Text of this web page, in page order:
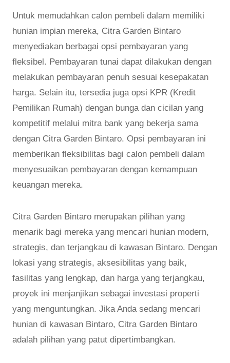
Untuk memudahkan calon pembeli dalam memiliki
hunian impian mereka, Citra Garden Bintaro
menyediakan berbagai opsi pembayaran yang
fleksibel. Pembayaran tunai dapat dilakukan dengan
melakukan pembayaran penuh sesuai kesepakatan
harga. Selain itu, tersedia juga opsi KPR (Kredit
Pemilikan Rumah) dengan bunga dan cicilan yang
kompetitif melalui mitra bank yang bekerja sama
dengan Citra Garden Bintaro. Opsi pembayaran ini
memberikan fleksibilitas bagi calon pembeli dalam
menyesuaikan pembayaran dengan kemampuan
keuangan mereka.
Citra Garden Bintaro merupakan pilihan yang
menarik bagi mereka yang mencari hunian modern,
strategis, dan terjangkau di kawasan Bintaro. Dengan
lokasi yang strategis, aksesibilitas yang baik,
fasilitas yang lengkap, dan harga yang terjangkau,
proyek ini menjanjikan sebagai investasi properti
yang menguntungkan. Jika Anda sedang mencari
hunian di kawasan Bintaro, Citra Garden Bintaro
adalah pilihan yang patut dipertimbangkan.